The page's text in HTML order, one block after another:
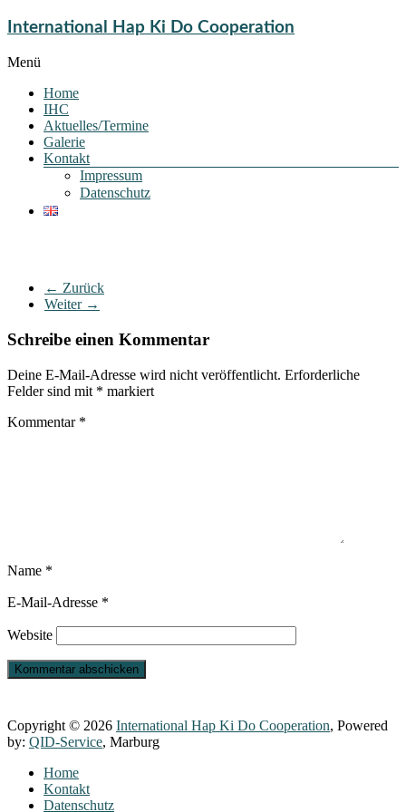
International Hap Ki Do Cooperation
Menü
Home
IHC
Aktuelles/Termine
Galerie
Kontakt
Impressum
Datenschutz
← Zurück
Weiter →
Schreibe einen Kommentar
Deine E-Mail-Adresse wird nicht veröffentlicht. Erforderliche
Felder sind mit * markiert
Kommentar *
Name *
E-Mail-Adresse *
Website
Copyright © 2026 International Hap Ki Do Cooperation, Powered
by: QID-Service, Marburg
Home
Kontakt
Datenschutz